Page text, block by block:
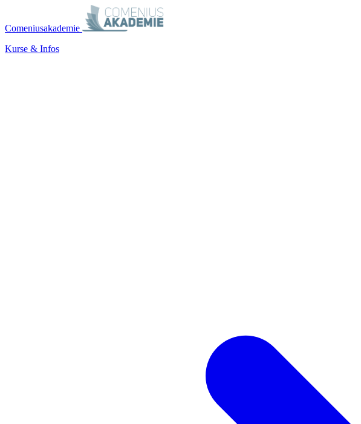
Comeniusakademie
Kurse & Infos